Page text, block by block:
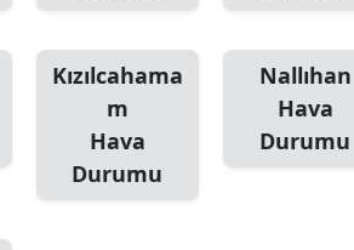
Kızılcahama
m
Hava
Durumu
Nallıhan
Hava
Durumu